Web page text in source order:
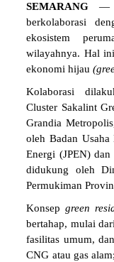
SEMARANG —
berkolaborasi
ekosistem
wilayahnya. Hal
ekonomi hijau
Kolaborasi
Cluster Sakalint
Grandia
oleh Badan
Energi (JPEN)
didukung oleh
Permukiman
Konsepgreen
bertahap, mulai
fasilitas umum,
CNG atau gas